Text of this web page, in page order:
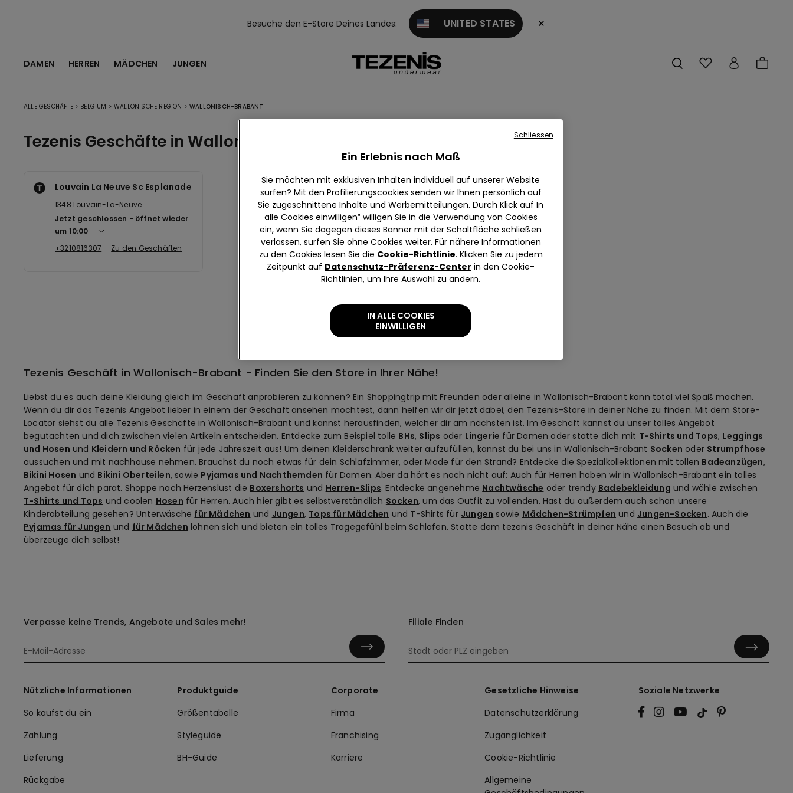
Besuche den E-Store Deines Landes: UNITED STATES ×
DAMEN HERREN MÄDCHEN JUNGEN
ALLE GESCHÄFTE > BELGIUM > WALLONISCHE REGION > WALLONISCH-BRABANT
Tezenis Geschäfte in Wallonisch-Brabant
Louvain La Neuve Sc Esplanade
1348 Louvain-La-Neuve
Jetzt geschlossen
öffnet wieder
um 10:00
+3210816307
Zu den Geschäften
KARTE ANZEIGEN
Tezenis Geschäft in Wallonisch-Brabant - Finden Sie den Store in Ihrer Nähe!
Liebst du es auch deine Kleidung gleich im Geschäft anprobieren zu können? Ein Shoppingtrip mit Freunden oder alleine in Wallonisch-Brabant kann total viel Spaß machen.
Wenn du dir das Tezenis Angebot lieber in einem der Geschäft ansehen möchtest, dann helfen wir dir jetzt dabei, den Tezenis-Store in deiner Nähe zu finden. Mit dem Store-
Locator siehst du alle Tezenis Geschäfte in Wallonisch-Brabant und kannst herausfinden, welcher dir am nächsten ist. Im Geschäft kannst du unser tolles Angebot
begutachten und dich zwischen vielen Artikeln entscheiden. Entdecke zum Beispiel tolle BHs, Slips oder Lingerie für Damen oder statte dich mit T-Shirts und Tops, Leggings
und Hosen und Kleidern und Röcken für jede Jahreszeit aus! Um deinen Kleiderschrank weiter aufzufüllen, kannst du bei uns in Wallonisch-Brabant Socken oder Strumpfhose
aussuchen und mit nachhause nehmen. Brauchst du noch etwas für dein Schlafzimmer, oder Mode für den Strand? Entdecke die Spezialkollektionen mit tollen Badeanzügen,
Bikini Hosen und Bikini Oberteilen, sowie Pyjamas und Nachthemden für Damen. Aber da hört es noch nicht auf: Auch für Herren haben wir in Wallonisch-Brabant ein tolles
Angebot für dich parat. Shoppe nach Herzenslust die Boxershorts und Herren-Slips. Entdecke angenehme Nachtwäsche oder trendy Badebekleidung und wähle zwischen
T-Shirts und Tops und coolen Hosen für Herren. Auch hier gibt es selbstverständlich Socken, um das Outfit zu vollenden. Hast du außerdem auch schon unsere
Kinderabteilung gesehen? Unterwäsche für Mädchen und Jungen, Tops für Mädchen und T-Shirts für Jungen sowie Mädchen-Strümpfen und Jungen-Socken. Auch die
Pyjamas für Jungen und für Mädchen lohnen sich und bieten ein tolles Tragegefühl beim Schlafen. Statte dem tezenis Geschäft in deiner Nähe einen Besuch ab und
überzeuge dich selbst!
Verpasse keine Trends, Angebote und Sales mehr! Filiale Finden
Nützliche Informationen
So kaufst du ein
Zahlung
Lieferung
Rückgabe
Produktguide
Größentabelle
Styleguide
BH-Guide
Corporate
Firma
Franchising
Karriere
Gesetzliche Hinweise
Datenschutzerklärung
Zugänglichkeit
Cookie-Richtlinie
Allgemeine
Soziale Netzwerke
Ein Erlebnis nach Maß
Sie möchten mit exklusiven Inhalten individuell auf unserer Website
surfen? Mit den Profilierungscookies senden wir Ihnen persönlich auf
Sie zugeschnittene Inhalte und Werbemitteilungen. Durch Klick auf In
alle Cookies einwilligen‟ willigen Sie in die Verwendung von Cookies
ein, wenn Sie dagegen dieses Banner mit der Schaltfläche schließen
verlassen, surfen Sie ohne Cookies weiter. Für nähere Informationen
zu den Cookies lesen Sie die Cookie-Richtlinie. Klicken Sie zu jedem
Zeitpunkt auf Datenschutz-Präferenz-Center in den Cookie-
Richtlinien, um Ihre Auswahl zu ändern.
IN ALLE COOKIES
EINWILLIGEN
Schliessen